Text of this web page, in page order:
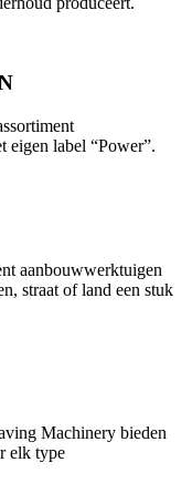
eigen label “Power”.
aanbouwwerktuigen
straat of land een stuk
Machinery bieden
elk type